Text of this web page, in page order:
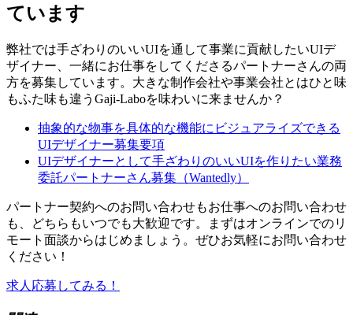
ています
弊社では手ざわりのいいUIを通して事業に貢献したいUIデ
ザイナー、一緒にお仕事をしてくださるパートナーさんの両
方を募集しています。大きな制作会社や事業会社とはひと味
もふた味も違うGaji-Laboを味わいに来ませんか？
抽象的な物事を具体的な機能にビジュアライズできる
UIデザイナー募集要項
UIデザイナーとして手ざわりのいいUIを作りたい業務
委託パートナーさん募集（Wantedly）
パートナー契約へのお問い合わせもお仕事へのお問い合わせ
も、どちらもいつでも大歓迎です。まずはオンラインでのリ
モート面談からはじめましょう。ぜひお気軽にお問い合わせ
ください！
求人応募してみる！